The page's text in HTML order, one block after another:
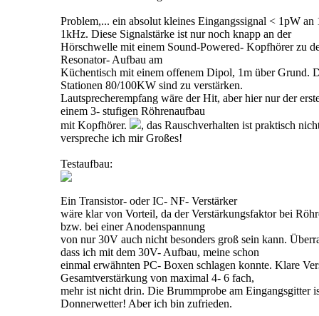
Problem,... ein absolut kleines Eingangssignal < 1pW
1kHz. Diese Signalstärke ist nur noch knapp an der
Hörschwelle mit einem Sound-Powered- Kopfhörer zu
Resonator- Aufbau am
Küchentisch mit einem offenem Dipol, 1m über Grund.
Stationen 80/100KW sind zu verstärken.
Lautsprecherempfang wäre der Hit, aber hier nur der
einem 3- stufigen Röhrenaufbau
mit Kopfhörer.
, das Rauschverhalten ist praktisch
verspreche ich mir Großes!
Testaufbau:
Ein Transistor- oder IC- NF- Verstärker
wäre klar von Vorteil, da der Verstärkungsfaktor bei
bzw. bei einer Anodenspannung
von nur 30V auch nicht besonders groß sein kann.
dass ich mit dem 30V- Aufbau, meine schon
einmal erwähnten PC- Boxen schlagen konnte. Klare
Gesamtverstärkung von maximal 4- 6 fach,
mehr ist nicht drin. Die Brummprobe am Eingangsgitter
Donnerwetter! Aber ich bin zufrieden.